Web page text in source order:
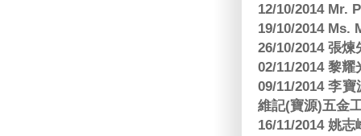
12/10/2014 Mr.
19/10/2014 Ms.
26/10/2014 張
02/11/2014 黎
09/11/2014 李
維記(寶源)五金
16/11/2014 姚